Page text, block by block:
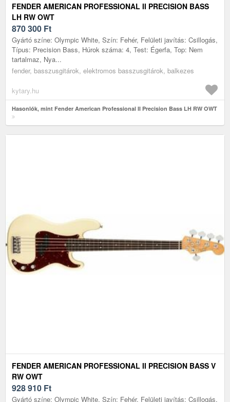
FENDER AMERICAN PROFESSIONAL II PRECISION BASS
LH RW OWT
870 300 Ft
Gyártó színe: Olympic White, Szín: Fehér, Felületi javítás: Csillogás,
Típus: Precision Bass, Húrok száma: 4, Test: Égerfa, Top: Nem
tartalmaz, Nya...
fender, basszusgitárok, elektromos basszusgitárok, balkezes
kytary.hu
Hasonlók, mint Fender American Professional II Precision Bass LH RW OWT
FENDER AMERICAN PROFESSIONAL II PRECISION BASS V
RW OWT
928 910 Ft
Gyártó színe: Olympic White, Szín: Fehér, Felületi javítás: Csillogás,